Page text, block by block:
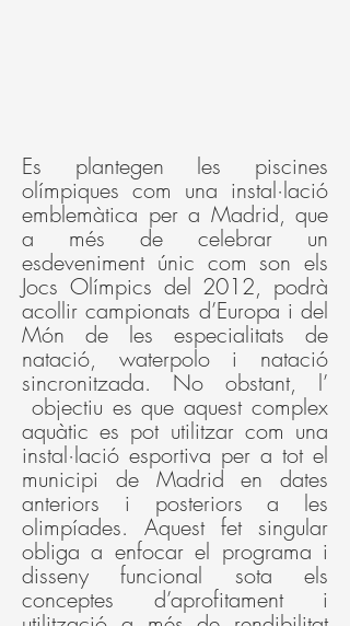
Es plantegen les piscines
olímpiques com una instal·lació
emblemàtica per a Madrid, que
a més de celebrar un
esdeveniment únic com son els
Jocs Olímpics del 2012, podrà
acollir campionats d’Europa i del
Món de les especialitats de
natació, waterpolo i natació
sincronitzada. No obstant, l’
objectiu es que aquest complex
aquàtic es pot utilitzar com una
instal·lació esportiva per a tot el
municipi de Madrid en dates
anteriors i posteriors a les
olimpíades. Aquest fet singular
obliga a enfocar el programa i
disseny funcional sota els
conceptes d’aprofitament i